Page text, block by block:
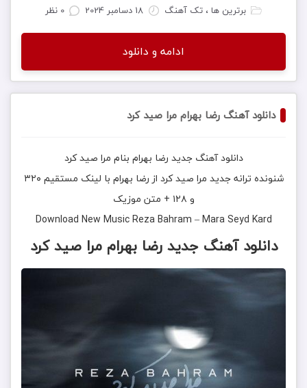
برترین ها ، تک آهنگ 18 دسامبر 2024 0 نظر
ادامه و دانلود
دانلود آهنگ رضا بهرام مرا صید کرد
دانلود آهنگ جدید رضا بهرام بنام مرا صید کرد
شنونده ترانه جدید مرا صید کرد ازرضا بهرام
با لینک مستقیم ۳۲۰
و ۱۲۸ + متن موزیک
Download New MusicReza Bahram –Mara Seyd Kard
دانلود آهنگ جدید رضا بهرام مرا صید کرد